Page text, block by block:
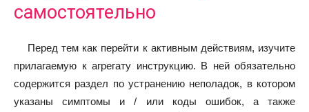
самостоятельно
Перед тем как перейти к активным действиям, изучите
прилагаемую к агрегату инструкцию. В ней обязательно
содержится раздел по устранению неполадок, в котором
указаны симптомы и / или коды ошибок, а также